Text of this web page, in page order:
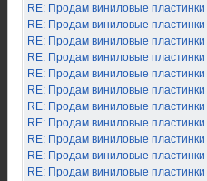
RE: Продам виниловые пластинки
RE: Продам виниловые пластинки
RE: Продам виниловые пластинки
RE: Продам виниловые пластинки
RE: Продам виниловые пластинки
RE: Продам виниловые пластинки
RE: Продам виниловые пластинки
RE: Продам виниловые пластинки
RE: Продам виниловые пластинки
RE: Продам виниловые пластинки
RE: Продам виниловые пластинки